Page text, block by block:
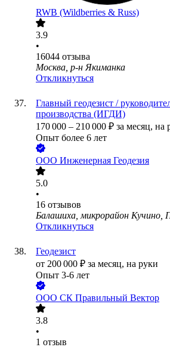
RWB (Wildberries & Russ)
3.9
•
16044 отзыва
Москва, р-н Якиманка
Откликнуться
Главный геодезист /
производства (ИГДИ)
170 000 – 210 000 ₽ за месяц, на
Опыт более 6 лет
ООО Инженерная Геодезия
5.0
•
16 отзывов
Балашиха, микрорайон Кучино,
Откликнуться
Геодезист
от 200 000 ₽ за месяц, на руки
Опыт 3-6 лет
ООО СК Правильный Вектор
3.8
•
1 отзыв